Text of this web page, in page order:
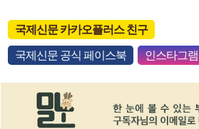
국제신문 카카오플러스 친구
국제신문 공식 페이스북 인스타그램